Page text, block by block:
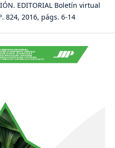
EDITORIAL Boletín virtual
824, 2016, págs. 6-14